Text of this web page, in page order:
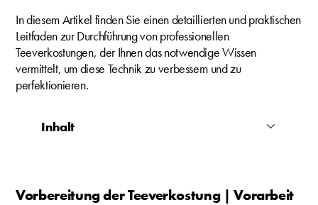
In diesem Artikel finden Sie einen detaillierten und praktischen
Leitfaden zur Durchführung von professionellen
Teeverkostungen, der Ihnen das notwendige Wissen
vermittelt, um diese Technik zu verbessern und zu
perfektionieren.
Inhalt
Vorbereitung der Teeverkostung | Vorarbeit